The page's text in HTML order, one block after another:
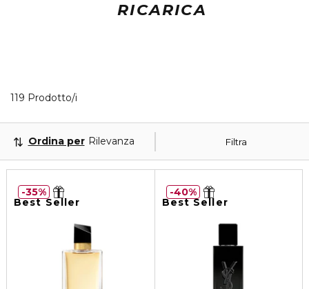
RICARICA
119 Prodotto/i
Filtra
Ordina per Rilevanza
Best Seller
35%
Best Seller
40%